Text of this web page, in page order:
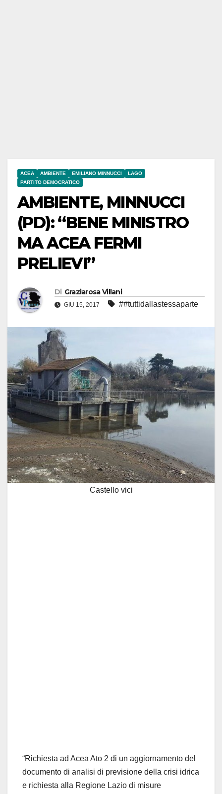
ACEA AMBIENTE EMILIANO MINNUCCI
LAGO
PARTITO DEMOCRATICO
AMBIENTE, MINNUCCI
(PD): “BENE MINISTRO
MA ACEA FERMI
PRELIEVI”
Di Graziarosa Villani
GIU 15, 2017 ##tuttidallastessaparte
Castello vici
“Richiesta ad Acea Ato 2 di un aggiornamento del
documento di analisi di previsione della crisi idrica
e richiesta alla Regione Lazio di misure